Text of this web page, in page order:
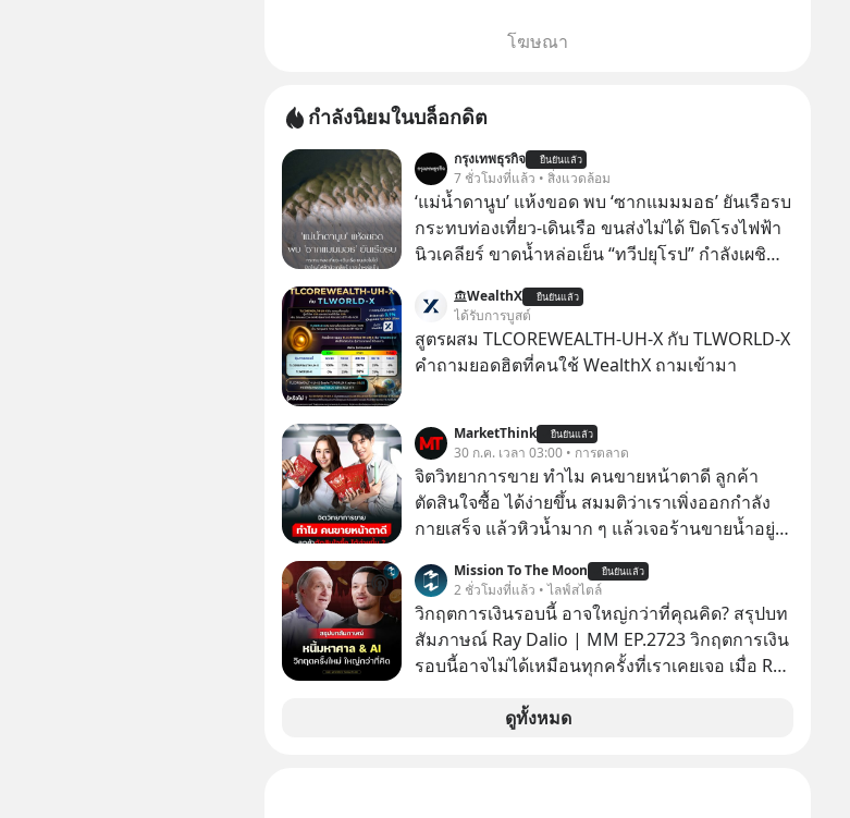
โฆษณา
กำลังนิยมในบล็อกดิต
กรุงเทพธุรกิจ ยืนยันแล้ว
7 ชั่วโมงที่แล้ว • สิ่งแวดล้อม
‘แม่น้ำดานูบ’ แห้งขอด พบ ‘ซากแมมมอธ’ ยันเรือรบ
กระทบท่องเที่ยว-เดินเรือ ขนส่งไม่ได้ ปิดโรงไฟฟ้า
นิวเคลียร์ ขาดน้ำหล่อเย็น “ทวีปยุโรป” กำลังเผชิญ
ปรากฏมาก่อน ส่งผลให้แม่น้ำหลายสายลดระดับลง
สู่ระดับต่ำสุดเป็นประวัติการณ์ โดยเฉพาะ “แม่น้ำ
ดานูบ” ซึ่งเป็นแม่น้ำยาวอันดับสองของยุโรปที่ไหล
ประวัติศาสตร์ที่เคยจมอยู่ใต้น้ำมานานหลาย
ศตวรรษ
WealthX ยืนยันแล้ว
ได้รับการบูสต์
สูตรผสม TLCOREWEALTH-UH-X กับ TLWORLD-X
คำถามยอดฮิตที่คนใช้ WealthX ถามเข้ามา
MarketThink ยืนยันแล้ว
30 ก.ค. เวลา 03:00 • การตลาด
จิตวิทยาการขาย ทำไม คนขายหน้าตาดี ลูกค้า
ตัดสินใจซื้อ ได้ง่ายขึ้น สมมติว่าเราเพิ่งออกกำลัง
กายเสร็จ แล้วหิวน้ำมาก ๆ แล้วเจอร้านขายน้ำอยู่
Mission To The Moon ยืนยันแล้ว
2 ชั่วโมงที่แล้ว • ไลฟ์สไตล์
วิกฤตการเงินรอบนี้ อาจใหญ่กว่าที่คุณคิด? สรุปบท
สัมภาษณ์ Ray Dalio | MM EP.2723 วิกฤตการเงิน
รอบนี้อาจไม่ได้เหมือนทุกครั้งที่เราเคยเจอ เมื่อ Ray
ต่อหลายครั้ง ออกมาส่งสัญญาณเตือนระเบิดเวลา
ดูทั้งหมด